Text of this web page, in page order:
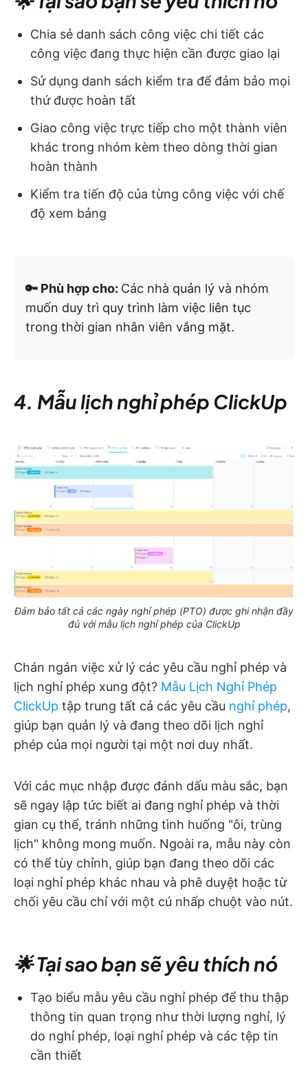
Chia sẻ danh sách công việc chi tiết các
công việc đang thực hiện cần được giao lại
Sử dụng danh sách kiểm tra để đảm bảo mọi
thứ được hoàn tất
Giao công việc trực tiếp cho một thành viên
khác trong nhóm kèm theo dòng thời gian
hoàn thành
Kiểm tra tiến độ của từng công việc với chế
độ xem bảng
🔑 Phù hợp cho: Các nhà quản lý và nhóm
muốn duy trì quy trình làm việc liên tục
trong thời gian nhân viên vắng mặt.
4. Mẫu lịch nghỉ phép ClickUp
Đảm bảo tất cả các ngày nghỉ phép (PTO) được ghi nhận đầy
đủ với mẫu lịch nghỉ phép của ClickUp
Chán ngán việc xử lý các yêu cầu nghỉ phép và
lịch nghỉ phép xung đột? Mẫu Lịch Nghỉ Phép
ClickUp tập trung tất cả các yêu cầu nghỉ phép,
giúp bạn quản lý và đang theo dõi lịch nghỉ
phép của mọi người tại một nơi duy nhất.
Với các mục nhập được đánh dấu màu sắc, bạn
sẽ ngay lập tức biết ai đang nghỉ phép và thời
gian cụ thể, tránh những tình huống "ôi, trùng
lịch" không mong muốn. Ngoài ra, mẫu này còn
có thể tùy chỉnh, giúp bạn đang theo dõi các
loại nghỉ phép khác nhau và phê duyệt hoặc từ
chối yêu cầu chỉ với một cú nhấp chuột vào nút.
🌟 Tại sao bạn sẽ yêu thích nó
Tạo biểu mẫu yêu cầu nghỉ phép để thu thập
thông tin quan trọng như thời lượng nghỉ, lý
do nghỉ phép, loại nghỉ phép và các tệp tin
cần thiết